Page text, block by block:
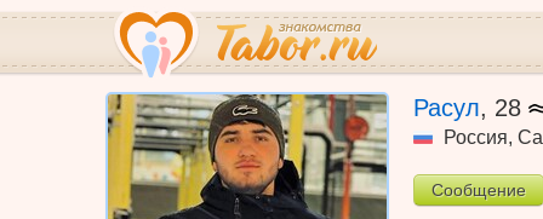
Расул, 28
Россия,
Сообщение